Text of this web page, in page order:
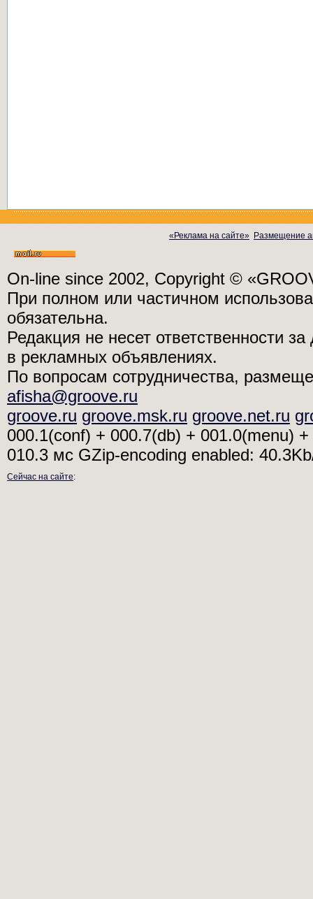
«Реклама на сайте» Размещение
On-line since 2002, Copyright ©
При полном или частичном
обязательна.
Редакция не несет ответственности
в рекламных объявлениях.
По вопросам сотрудничества,
afisha@groove.ru
groove.ru groove.msk.ru groove.net.ru
000.1(conf) + 000.7(db) + 001.0(menu)
010.3 мсGZip-encoding enabled:
Сейчас на сайте: